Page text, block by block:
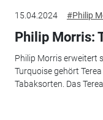
15.04.2024 #Philip
Philip Morris:
Philip Morris erweitert
Turquoise gehört
Tabaksorten. Das